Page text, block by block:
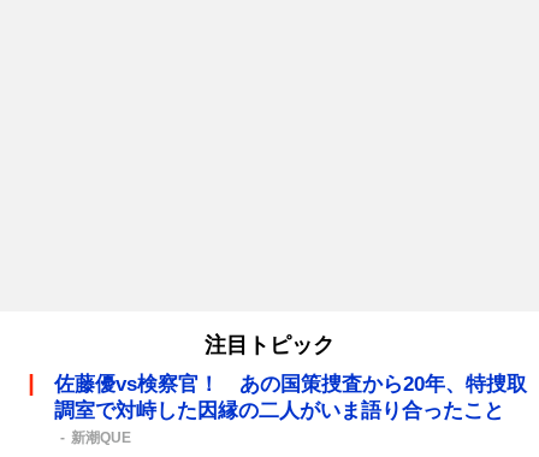
注目トピック
佐藤優vs検察官！ あの国策捜査から20年、特捜取
調室で対峙した因縁の二人がいま語り合ったこと
新潮QUE